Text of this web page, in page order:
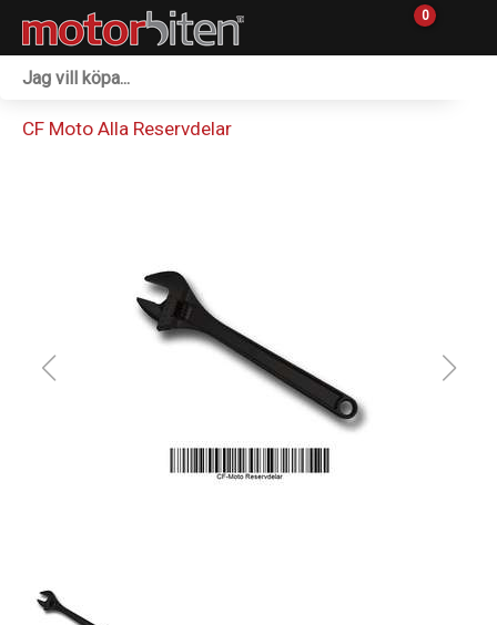
0
Reservdelar
Sprängskisser
CF Moto Alla Reservdelar